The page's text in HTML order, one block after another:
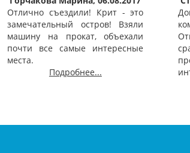
Отлично съездили! Крит - это
замечательный остров! Взяли
машину на прокат, объехали
почти все самые интересные
места.
Подробнее...